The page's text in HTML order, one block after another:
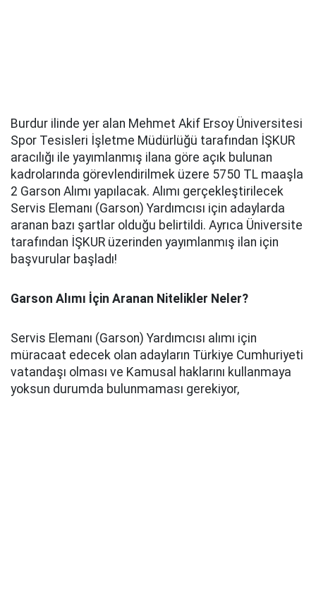
Burdur ilinde yer alan Mehmet Akif Ersoy Üniversitesi
Spor Tesisleri İşletme Müdürlüğü tarafından İŞKUR
aracılığı ile yayımlanmış ilana göre açık bulunan
kadrolarında görevlendirilmek üzere 5750 TL maaşla
2 Garson Alımı yapılacak. Alımı gerçekleştirilecek
Servis Elemanı (Garson) Yardımcısı için adaylarda
aranan bazı şartlar olduğu belirtildi. Ayrıca Üniversite
tarafından İŞKUR üzerinden yayımlanmış ilan için
başvurular başladı!
Garson Alımı İçin Aranan Nitelikler Neler?
Servis Elemanı (Garson) Yardımcısı alımı için
müracaat edecek olan adayların Türkiye Cumhuriyeti
vatandaşı olması ve Kamusal haklarını kullanmaya
yoksun durumda bulunmaması gerekiyor,